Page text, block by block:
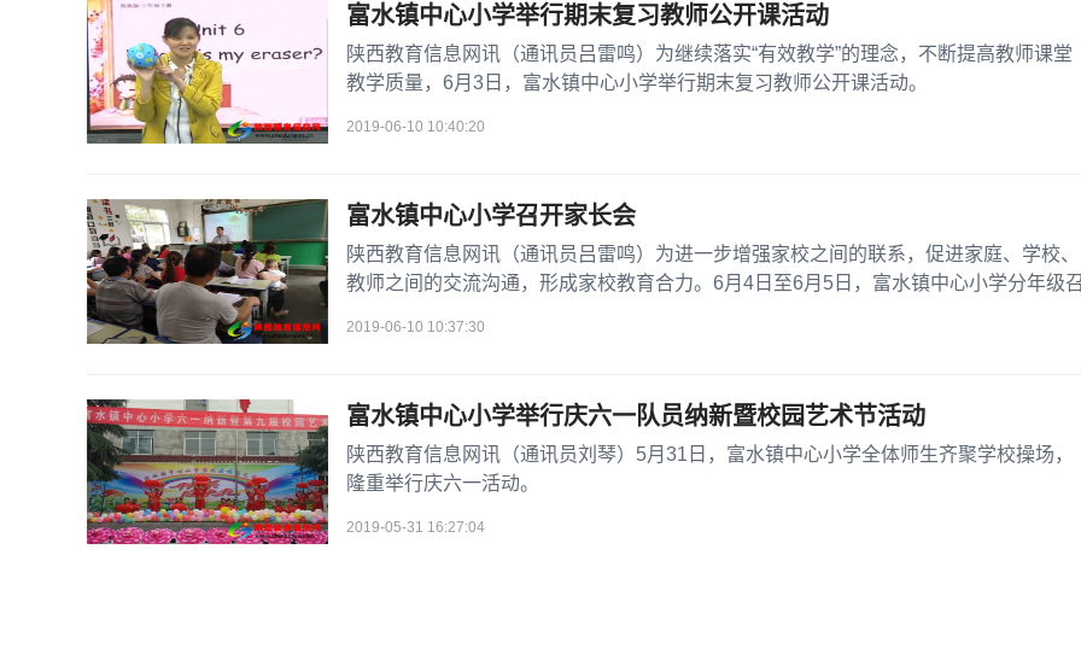
富水镇中心小学举行期末复习教师公开课活动
陕西教育信息网讯（通讯员吕雷鸣）为继续落实“有效教学”的理念，不断提高教师课堂
教学质量，6月3日，富水镇中心小学举行期末复习教师公开课活动。
2019-06-10 10:40:20
富水镇中心小学召开家长会
陕西教育信息网讯（通讯员吕雷鸣）为进一步增强家校之间的联系，促进家庭、学校、
教师之间的交流沟通，形成家校教育合力。6月4日至6月5日，富水镇中心小学分年级召
2019-06-10 10:37:30
富水镇中心小学举行庆六一队员纳新暨校园艺术节活动
陕西教育信息网讯（通讯员刘琴）5月31日，富水镇中心小学全体师生齐聚学校操场，
隆重举行庆六一活动。
2019-05-31 16:27:04